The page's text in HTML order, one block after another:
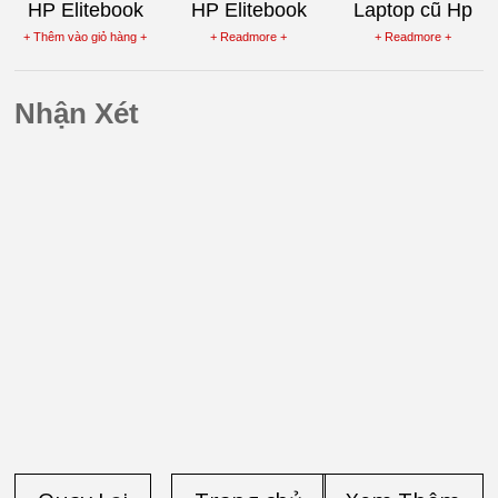
HP Elitebook
8470W Laptop
trạm Vỏ Nhôm
+ Thêm vào giỏ hàng +
HP Elitebook
8470W Core i7
+ Readmore +
Laptop cũ Hp
Folio 1040 –
+ Readmore +
Nhận Xét